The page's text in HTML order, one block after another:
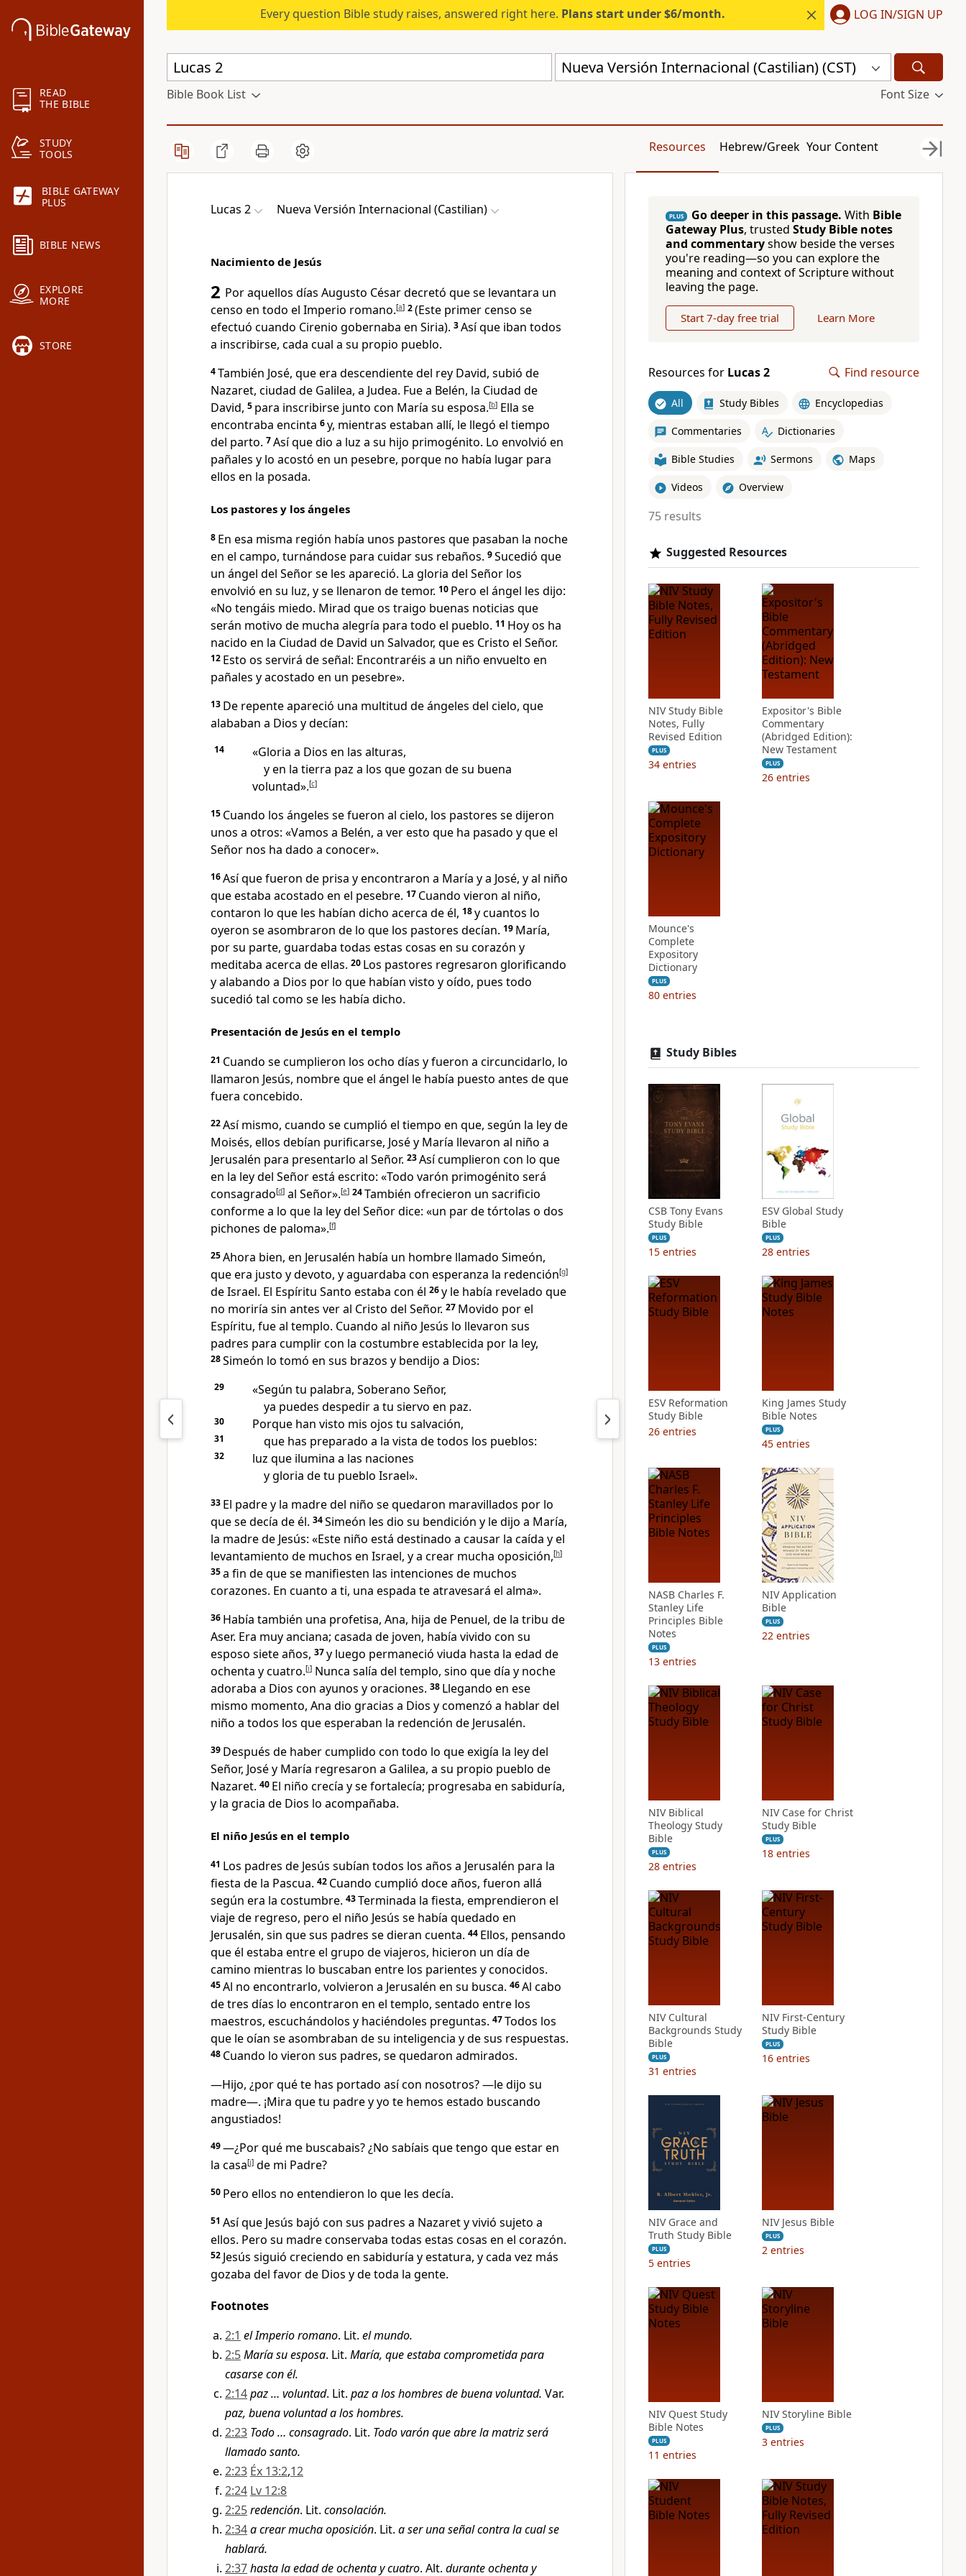
READ
THE BIBLE
STUDY
TOOLS
BIBLE GATEWAY
PLUS
BIBLE NEWS
EXPLORE
MORE
STORE
Every question Bible study raises, answered right here. Plans start under $6/month. LOG IN/SIGN UP
Nueva Versión Internacional (Castilian) (CST)
Bible Book List Font Size
Resources Hebrew/Greek Your Content
Lucas 2 Nueva Versión Internacional (Castilian)
Nacimiento de Jesús
2 Por aquellos días Augusto César decretó que se levantara un
censo en todo el Imperio romano.[a] 2(Este primer censo se
efectuó cuando Cirenio gobernaba en Siria). 3Así que iban todos
a inscribirse, cada cual a su propio pueblo.
4También José, que era descendiente del rey David, subió de
Nazaret, ciudad de Galilea, a Judea. Fue a Belén, la Ciudad de
David, 5 para inscribirse junto con María su esposa.[b] Ella se
encontraba encinta 6y, mientras estaban allí, le llegó el tiempo
del parto. 7Así que dio a luz a su hijo primogénito. Lo envolvió en
pañales y lo acostó en un pesebre, porque no había lugar para
ellos en la posada.
Los pastores y los ángeles
8 En esa misma región había unos pastores que pasaban la noche
en el campo, turnándose para cuidar sus rebaños. 9Sucedió que
un ángel del Señor se les apareció. La gloria del Señor los
envolvió en su luz, y se llenaron de temor. 10 Pero el ángel les dijo:
«No tengáis miedo. Mirad que os traigo buenas noticias que
serán motivo de mucha alegría para todo el pueblo. 11 Hoy os ha
nacido en la Ciudad de David un Salvador, que es Cristo el Señor.
12 Esto os servirá de señal: Encontraréis a un niño envuelto en
pañales y acostado en un pesebre».
13 De repente apareció una multitud de ángeles del cielo, que
alababan a Dios y decían:
14
«Gloria a Dios en las alturas,
y en la tierra paz a los que gozan de su buena
voluntad».[c]
15 Cuando los ángeles se fueron al cielo, los pastores se dijeron
unos a otros: «Vamos a Belén, a ver esto que ha pasado y que el
Señor nos ha dado a conocer».
16Así que fueron de prisa y encontraron a María y a José, y al niño
que estaba acostado en el pesebre. 17 Cuando vieron al niño,
contaron lo que les habían dicho acerca de él, 18y cuantos lo
oyeron se asombraron de lo que los pastores decían. 19 María,
por su parte, guardaba todas estas cosas en su corazón y
meditaba acerca de ellas. 20 Los pastores regresaron glorificando
y alabando a Dios por lo que habían visto y oído, pues todo
sucedió tal como se les había dicho.
Presentación de Jesús en el templo
21 Cuando se cumplieron los ocho días y fueron a circuncidarlo, lo
llamaron Jesús, nombre que el ángel le había puesto antes de que
fuera concebido.
22Así mismo, cuando se cumplió el tiempo en que, según la ley de
Moisés, ellos debían purificarse, José y María llevaron al niño a
Jerusalén para presentarlo al Señor. 23Así cumplieron con lo que
en la ley del Señor está escrito: «Todo varón primogénito será
consagrado[d] al Señor».[e] 24También ofrecieron un sacrificio
conforme a lo que la ley del Señor dice: «un par de tórtolas o dos
pichones de paloma».[f]
25Ahora bien, en Jerusalén había un hombre llamado Simeón,
que era justo y devoto, y aguardaba con esperanza la redención[g]
de Israel. El Espíritu Santo estaba con él 26y le había revelado que
no moriría sin antes ver al Cristo del Señor. 27 Movido por el
Espíritu, fue al templo. Cuando al niño Jesús lo llevaron sus
padres para cumplir con la costumbre establecida por la ley,
28Simeón lo tomó en sus brazos y bendijo a Dios:
29
«Según tu palabra, Soberano Señor,
ya puedes despedir a tu siervo en paz.
30 Porque han visto mis ojos tu salvación,
31 que has preparado a la vista de todos los pueblos:
32
luz que ilumina a las naciones
y gloria de tu pueblo Israel».
33 El padre y la madre del niño se quedaron maravillados por lo
que se decía de él. 34Simeón les dio su bendición y le dijo a María,
la madre de Jesús: «Este niño está destinado a causar la caída y el
levantamiento de muchos en Israel, y a crear mucha oposición,[h]
35a fin de que se manifiesten las intenciones de muchos
corazones. En cuanto a ti, una espada te atravesará el alma».
36 Había también una profetisa, Ana, hija de Penuel, de la tribu de
Aser. Era muy anciana; casada de joven, había vivido con su
esposo siete años, 37y luego permaneció viuda hasta la edad de
ochenta y cuatro.[i] Nunca salía del templo, sino que día y noche
adoraba a Dios con ayunos y oraciones. 38 Llegando en ese
mismo momento, Ana dio gracias a Dios y comenzó a hablar del
niño a todos los que esperaban la redención de Jerusalén.
39 Después de haber cumplido con todo lo que exigía la ley del
Señor, José y María regresaron a Galilea, a su propio pueblo de
Nazaret. 40 El niño crecía y se fortalecía; progresaba en sabiduría,
y la gracia de Dios lo acompañaba.
El niño Jesús en el templo
41 Los padres de Jesús subían todos los años a Jerusalén para la
fiesta de la Pascua. 42 Cuando cumplió doce años, fueron allá
según era la costumbre. 43Terminada la fiesta, emprendieron el
viaje de regreso, pero el niño Jesús se había quedado en
Jerusalén, sin que sus padres se dieran cuenta. 44 Ellos, pensando
que él estaba entre el grupo de viajeros, hicieron un día de
camino mientras lo buscaban entre los parientes y conocidos.
45Al no encontrarlo, volvieron a Jerusalén en su busca. 46Al cabo
de tres días lo encontraron en el templo, sentado entre los
maestros, escuchándolos y haciéndoles preguntas. 47Todos los
que le oían se asombraban de su inteligencia y de sus respuestas.
48 Cuando lo vieron sus padres, se quedaron admirados.
―Hijo, ¿por qué te has portado así con nosotros? —le dijo su
madre—. ¡Mira que tu padre y yo te hemos estado buscando
angustiados!
49―¿Por qué me buscabais? ¿No sabíais que tengo que estar en
la casa[j] de mi Padre?
50 Pero ellos no entendieron lo que les decía.
51 Así que Jesús bajó con sus padres a Nazaret y vivió sujeto a
ellos. Pero su madre conservaba todas estas cosas en el corazón.
52 Jesús siguió creciendo en sabiduría y estatura, y cada vez más
gozaba del favor de Dios y de toda la gente.
Footnotes
2:1 el Imperio romano. Lit. el mundo.
2:5María su esposa. Lit. María, que estaba comprometida para
casarse con él.
2:14paz … voluntad. Lit. paz a los hombres de buena voluntad. Var.
paz, buena voluntad a los hombres.
2:23 Todo … consagrado. Lit. Todo varón que abre la matriz será
llamado santo.
2:23 Éx 13:2,12
2:24 Lv 12:8
2:25redención. Lit. consolación.
2:34a crear mucha oposición. Lit. a ser una señal contra la cual se
hablará.
2:37hasta la edad de ochenta y cuatro. Alt. durante ochenta y
PLUS Go deeper in this passage. With Bible
Gateway Plus, trusted Study Bible notes
and commentaryshow beside the verses
you're reading—so you can explore the
meaning and context of Scripture without
leaving the page.
Start 7-day free trial Learn More
Resources for Lucas 2 Find resource
All Study Bibles Encyclopedias
Commentaries Dictionaries
Bible Studies Sermons Maps
Videos Overview
75 results
Suggested Resources
NIV Study Bible
Notes, Fully
Revised Edition
PLUS
34 entries
Expositor's Bible
Commentary
(Abridged Edition):
New Testament
PLUS
26 entries
Mounce's
Complete
Expository
Dictionary
PLUS
80 entries
Study Bibles
CSB Tony Evans
Study Bible
PLUS
15 entries
ESV Global Study
Bible
PLUS
28 entries
ESV Reformation
Study Bible
26 entries
King James Study
Bible Notes
PLUS
45 entries
NASB Charles F.
Stanley Life
Principles Bible
Notes
PLUS
13 entries
NIV Application
Bible
PLUS
22 entries
NIV Biblical
Theology Study
Bible
PLUS
28 entries
NIV Case for Christ
Study Bible
PLUS
18 entries
NIV Cultural
Backgrounds Study
Bible
PLUS
31 entries
NIV First-Century
Study Bible
PLUS
16 entries
NIV Grace and
Truth Study Bible
PLUS
5 entries
NIV Jesus Bible
PLUS
2 entries
NIV Quest Study
Bible Notes
PLUS
11 entries
NIV Storyline Bible
PLUS
3 entries